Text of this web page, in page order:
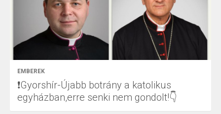
EMBEREK
❗Gyorshír-Újabb botrány a katolikus
egyházban,erre senki nem gondolt!👇